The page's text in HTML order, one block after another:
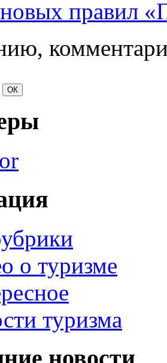
правил
о туризме
туризма